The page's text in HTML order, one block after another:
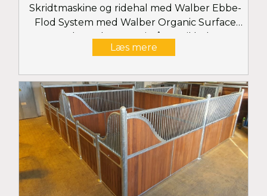
Skridtmaskine og ridehal med Walber Ebbe-
Flod System med Walber Organic Surface
samt Belmondo gummimåtter til bokse og
vaskepladser og Walber Arena Mats til
Læs mere